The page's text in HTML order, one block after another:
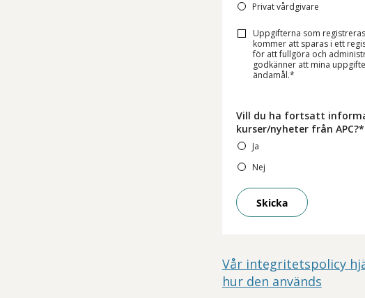
Privat vårdgivare
Uppgifterna som
kommer att sparas i ett
för att fullgöra och
godkänner att mina
ändamål.*
Vill du ha fortsatt
kurser/nyheter från APC?*
Ja
Nej
Skicka
Vår integritetspolicy
hur den används